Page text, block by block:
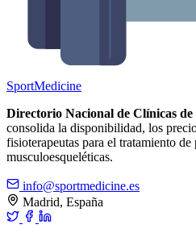
SportMedicine
Directorio Nacional de Clínicas
consolida la disponibilidad, los
fisioterapeutas para el tratamiento de
musculoesqueléticas.
info@sportmedicine.es
Madrid, España